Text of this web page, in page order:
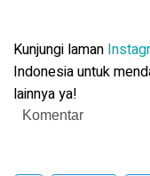
Kunjungi laman
Indonesia untuk
lainnya ya!
Komentar